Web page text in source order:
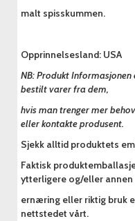
malt spisskummen.
Opprinnelsesland: USA
NB: Produkt
bestilt varer fra dem,
hvis man trenger mer
eller kontakte produsent.
Sjekk alltid produktets
Faktisk
ytterligere og/eller
ernæring eller riktig bruk
nettstedet vårt.